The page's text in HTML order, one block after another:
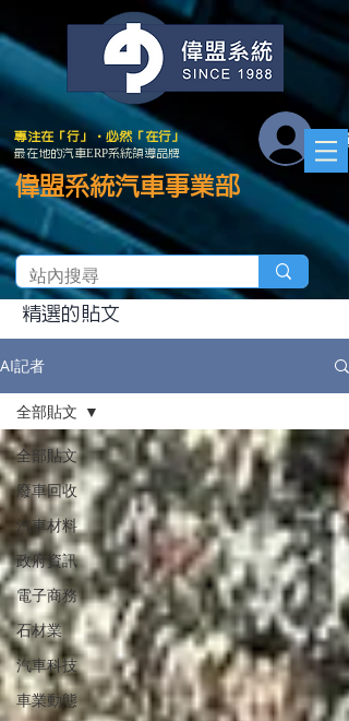
偉盟系統汽車事業部
專注在「行」．必然「在行」
最在地的汽車ERP系統領導品牌
會
精選的貼文
AI記者
全部貼文
廢車回收
汽車材料
政府資訊
電子商務
石材業
汽車科技
車業動態
全部貼文